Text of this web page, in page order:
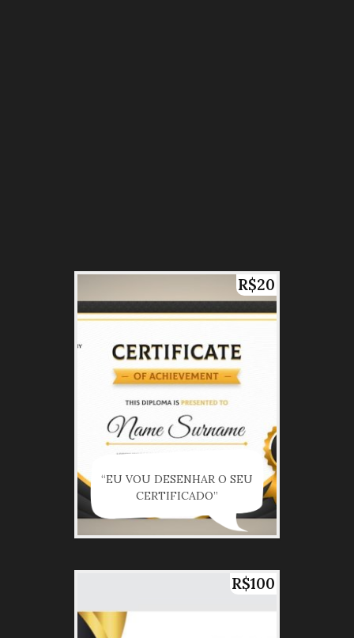
R$20
“EU VOU DESENHAR O SEU
CERTIFICADO”
R$100